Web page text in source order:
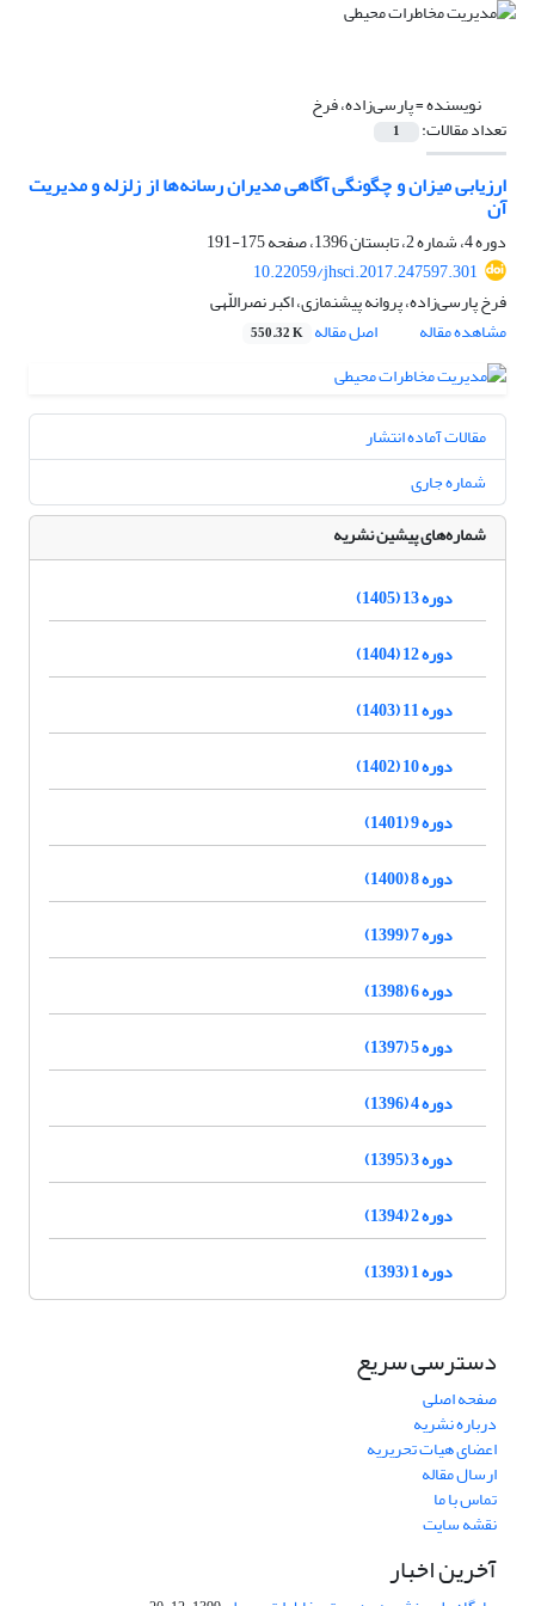
نویسنده =پارسی‌زاده، فرخ
تعداد مقالات: 1
ارزیابی میزان و چگونگی آگاهی مدیران رسانه‌ها از زلزله و مدیریت
آن
دوره 4، شماره 2، تابستان 1396، صفحه
175-191
10.22059/jhsci.2017.247597.301
فرخ پارسی‌زاده، پروانه پیشنمازی، اکبر نصراللّهی
مشاهده مقاله
اصل مقاله 550.32 K
مقالات آماده انتشار
شماره جاری
شماره‌های پیشین نشریه
دوره 13 (1405)
دوره 12 (1404)
دوره 11 (1403)
دوره 10 (1402)
دوره 9 (1401)
دوره 8 (1400)
دوره 7 (1399)
دوره 6 (1398)
دوره 5 (1397)
دوره 4 (1396)
دوره 3 (1395)
دوره 2 (1394)
دوره 1 (1393)
دسترسی سریع
صفحه اصلی
درباره نشریه
اعضای هیات تحریریه
ارسال مقاله
تماس با ما
نقشه سایت
آخرین اخبار